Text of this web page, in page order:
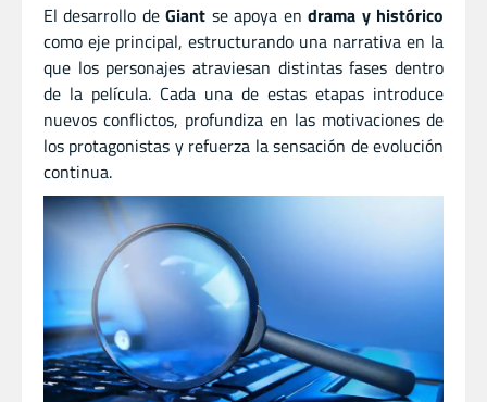
El desarrollo deGiant se apoya endrama y histórico
como eje principal, estructurando una narrativa en la
que los personajes atraviesan distintas fases dentro
de la película. Cada una de estas etapas introduce
nuevos conflictos, profundiza en las motivaciones de
los protagonistas y refuerza la sensación de evolución
continua.